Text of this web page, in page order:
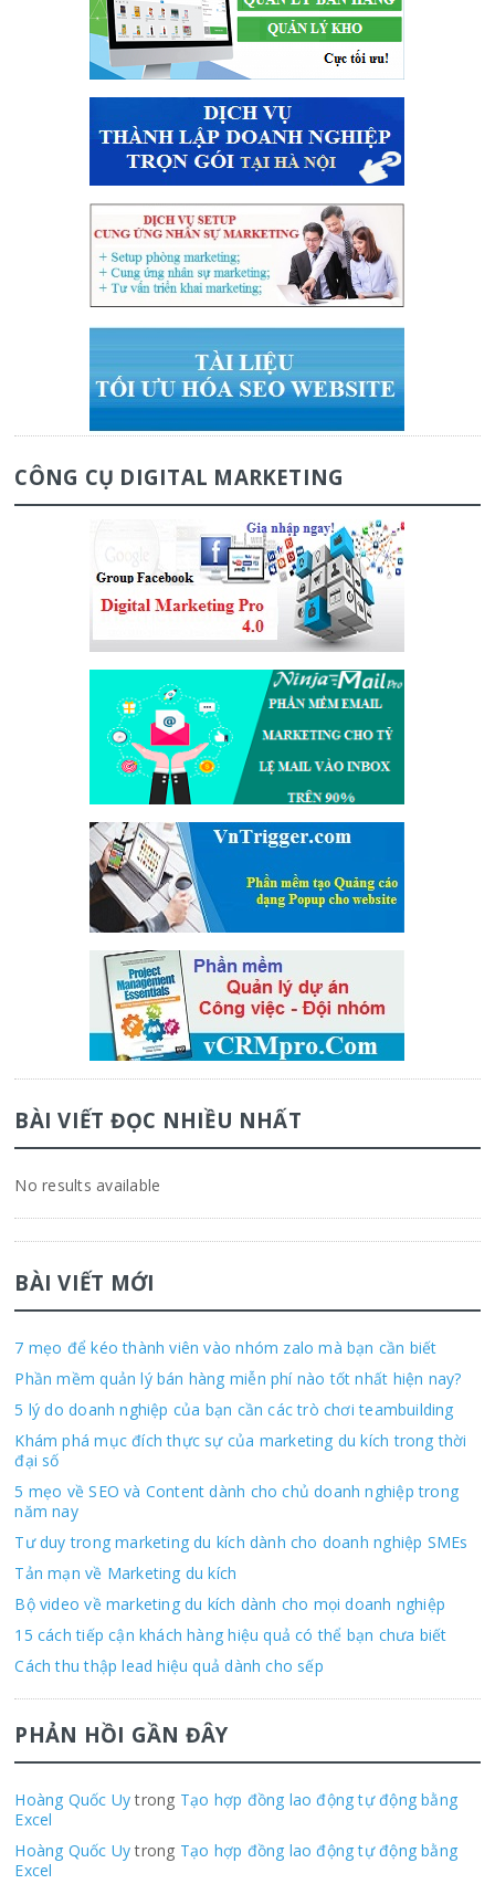
CÔNG CỤ DIGITAL MARKETING
BÀI VIẾT ĐỌC NHIỀU NHẤT
No results available
BÀI VIẾT MỚI
7 mẹo để kéo thành viên vào nhóm zalo mà bạn cần biết
Phần mềm quản lý bán hàng miễn phí nào tốt nhất hiện nay?
5 lý do doanh nghiệp của bạn cần các trò chơi teambuilding
Khám phá mục đích thực sự của marketing du kích trong thời
đại số
5 mẹo về SEO và Content dành cho chủ doanh nghiệp trong
năm nay
Tư duy trong marketing du kích dành cho doanh nghiệp SMEs
Tản mạn về Marketing du kích
Bộ video về marketing du kích dành cho mọi doanh nghiệp
15 cách tiếp cận khách hàng hiệu quả có thể bạn chưa biết
Cách thu thập lead hiệu quả dành cho sếp
PHẢN HỒI GẦN ĐÂY
Hoàng Quốc Uytrong Tạo hợp đồng lao động tự động bằng
Excel
Hoàng Quốc Uytrong Tạo hợp đồng lao động tự động bằng
Excel